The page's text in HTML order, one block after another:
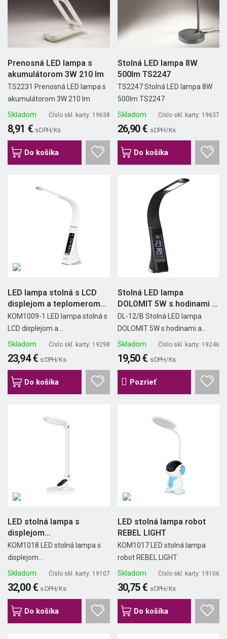
Prenosná LED lampa s
akumulátorom 3W 210 lm
TS2231 Prenosná LED lampa s
akumulátorom 3W 210 lm
Skladom Číslo skl. karty: 19638
8,91 € s DPH/ Ks
Do košíka
Stolná LED lampa 8W
500lm TS2247
TS2247 Stolná LED lampa 8W
500lm TS2247
Skladom Číslo skl. karty: 19637
26,90 € s DPH/ Ks
Do košíka
LED lampa stolná s LCD
displejom a teplomerom...
KOM1009-1 LED lampa stolná s
LCD displejom a...
Skladom Číslo skl. karty: 19298
23,94 € s DPH/ Ks
Do košíka
Stolná LED lampa
DOLOMIT 5W s hodinami a
alarmom
DL-12/B Stolná LED lampa
DOLOMIT 5W s hodinami a...
Skladom Číslo skl. karty: 19246
19,50 € s DPH/ Ks
Pozrieť
LED stolná lampa s
displejom
(hodiny,časovač)...
KOM1018 LED stolná lampa s
displejom...
Skladom Číslo skl. karty: 19107
32,00 € s DPH/ Ks
Do košíka
LED stolná lampa robot
REBEL LIGHT
KOM1017 LED stolná lampa
robot REBEL LIGHT
Skladom Číslo skl. karty: 19106
30,75 € s DPH/ Ks
Do košíka